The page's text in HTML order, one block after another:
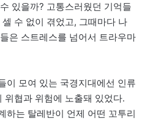
있을까? 고통스러웠던 기억들
수 없이 겪었고, 그때마다 나
은 스트레스를 넘어서 트라우마
이 모여 있는 국경지대에선 인류
위협과 위험에 노출돼 있었다.
하는 탈레반이 언제 어떤 꼬투리